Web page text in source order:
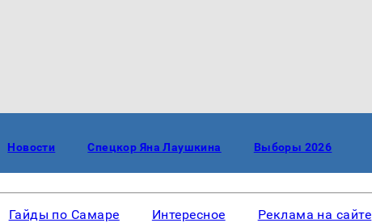
Новости Спецкор Яна Лаушкина Выборы 2026
Гайды по Самаре Интересное Реклама на сайте